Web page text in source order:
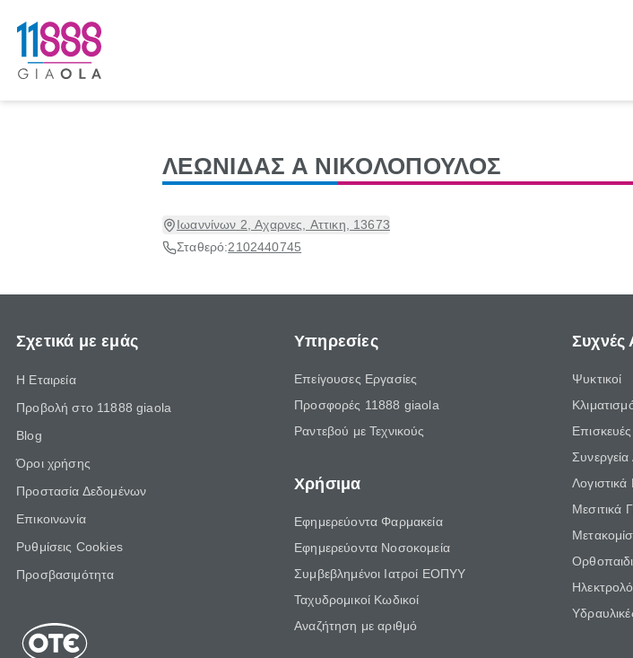
ΛΕΩΝΙΔΑΣ Α ΝΙΚΟΛΟΠΟΥΛΟΣ
Ιωαννίνων 2, Αχαρνες, Αττικη, 13673
Σταθερό:2102440745
Σχετικά με εμάς
Η Εταιρεία
Προβολή στο 11888 giaola
Blog
Όροι χρήσης
Προστασία Δεδομένων
Επικοινωνία
Ρυθμίσεις Cookies
Προσβασιμότητα
Υπηρεσίες
Επείγουσες Εργασίες
Προσφορές 11888 giaola
Ραντεβού με Τεχνικούς
Χρήσιμα
Εφημερεύοντα Φαρμακεία
Εφημερεύοντα Νοσοκομεία
Συμβεβλημένοι Ιατροί ΕΟΠΥΥ
Ταχυδρομικοί Κωδικοί
Αναζήτηση με αριθμό
Συχνές
Ψυκτικοί
Λογιστικά
Μεσιτικά